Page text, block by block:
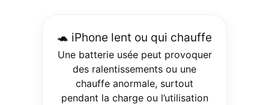
🐢 iPhone lent ou qui chauffe
Une batterie usée peut provoquer
des ralentissements ou une
chauffe anormale, surtout
pendant la charge ou l’utilisation